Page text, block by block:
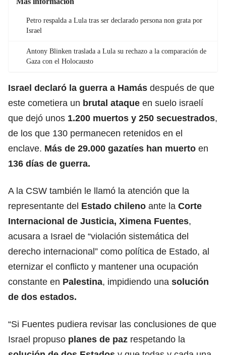
Petro respalda a Lula tras ser declarado persona non grata por
Israel
Antony Blinken traslada a Lula su rechazo a la comparación de
Gaza con el Holocausto
Israel declaró la guerra a Hamás después de que
este cometiera un brutal ataque en suelo israelí
que dejó unos 1.200 muertos y 250 secuestrados,
de los que 130 permanecen retenidos en el
enclave. Más de 29.000 gazatíes han muerto en
136 días de guerra.
A la CSW también le llamó la atención que la
representante del Estado chileno ante la Corte
Internacional de Justicia, Ximena Fuentes,
acusara a Israel de “violación sistemática del
derecho internacional” como política de Estado, al
eternizar el conflicto y mantener una ocupación
constante en Palestina, impidiendo una solución
de dos estados.
“Si Fuentes pudiera revisar las conclusiones de que
Israel propuso planes de paz respetando la